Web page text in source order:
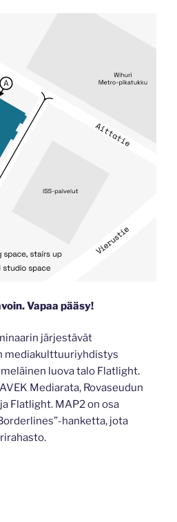
Vapaa pääsy!
järjestävät
mediakulttuuriyhdistys
luova talo Flatlight.
Mediarata, Rovaseudun
Flatlight. MAP2 on osa
hanketta, jota